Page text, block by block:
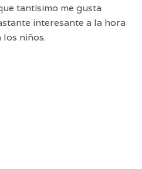
tantísimo me gusta
interesante a la hora
niños.